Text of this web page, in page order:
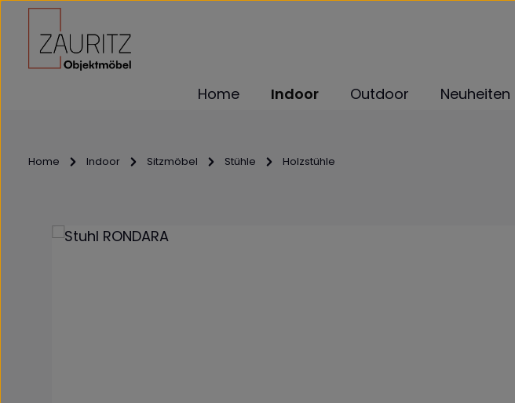
Home Indoor Outdoor Neuheiten
Home Indoor Sitzmöbel Stühle Holzstühle
Bildergalerie überspringen